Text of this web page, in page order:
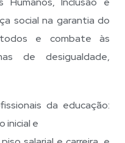
social na garantia do
e combate às
de desigualdade,
da educação:
inicial e